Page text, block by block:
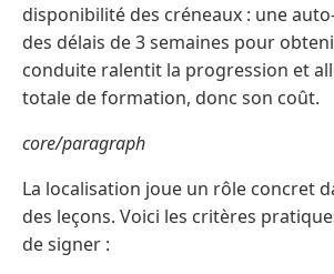
disponibilité des créneaux : une
des délais de 3 semaines pour
conduite ralentit la progression et
totale de formation, donc son coût.
core/paragraph
La localisation joue un rôle concret
des leçons. Voici les critères
de signer :